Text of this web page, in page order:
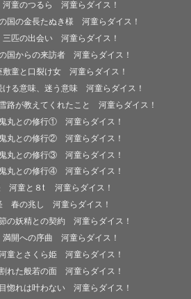
童のつるら 河童らダイス！
国の金長たぬき様 河童らダイス！
匹の出会い 河童らダイス！
国からの来訪者 河童らダイス！
童と口裂け女 河童らダイス！
る意味、迷う意味 河童らダイス！
路が教えてくれたこと 河童らダイス！
丸との修行① 河童らダイス！
丸との修行② 河童らダイス！
丸との修行③ 河童らダイス！
丸との修行④ 河童らダイス！
河童と８t 河童らダイス！
春の兆し 河童らダイス！
の妖精との契約 河童らダイス！
開への序曲 河童らダイス！
童とさくら姫 河童らダイス！
れた般若の面 河童らダイス！
惚れは叶わない 河童らダイス！